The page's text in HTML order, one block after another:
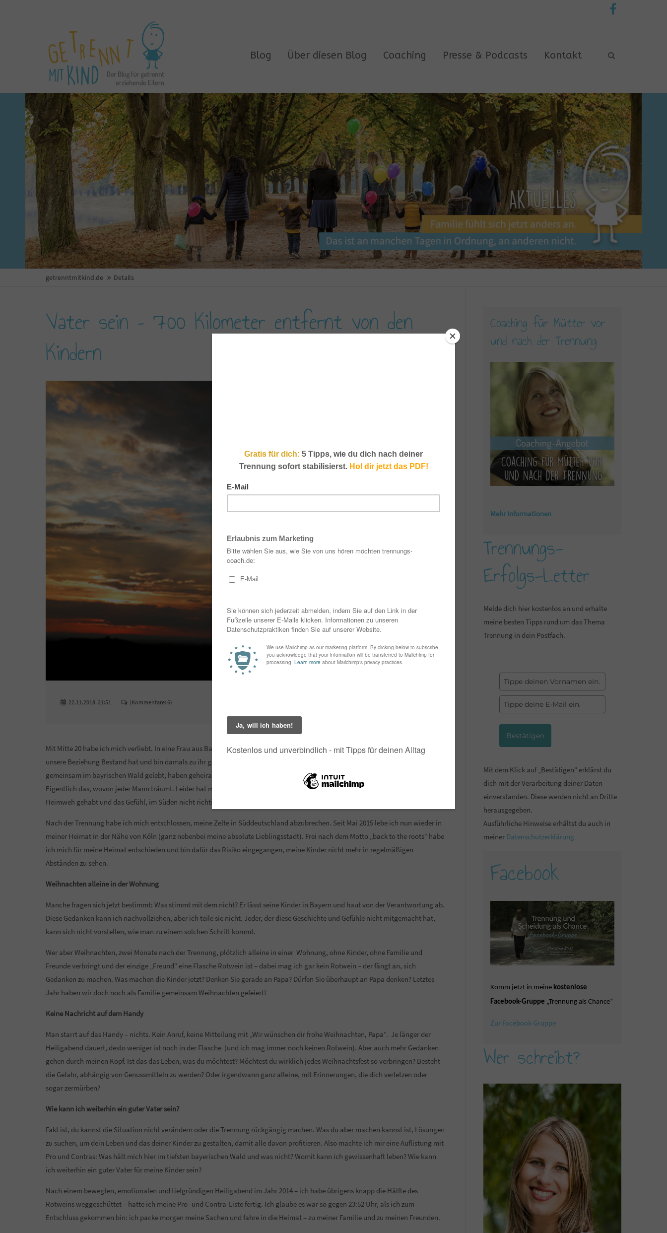
Blog Über diesen Blog Coaching Presse & Podcasts Kontakt
getrenntmitkind.de Details
Vater sein – 700 Kilometer entfernt von den
Kindern
22.11.2018. 21:51 (Kommentare: 6)
Mit Mitte 20 habe ich mich verliebt. In eine Frau aus Bayern. Sie wohnte knapp 700 Kilometer weit weg von mir. Ich wollte, dass
unsere Beziehung Bestand hat und bin damals zu ihr gezogen, denn sie wollte nicht weg aus ihrer Heimat. Zehn Jahre haben wir
gemeinsam im bayrischen Wald gelebt, haben geheiratet, ein Haus gebaut und zwei wunderbare Kinder in die Welt gesetzt.
Eigentlich das, wovon jeder Mann träumt. Leider hat mich im Oktober 2014 die Realität eingeholt. Ehe zerbrochen, riesiges
Heimweh gehabt und das Gefühl, im Süden nicht richtig angekommen zu sein. Das ist die Kurzfassung meiner Geschichte.
Nach der Trennung habe ich mich entschlossen, meine Zelte in Süddeutschland abzubrechen. Seit Mai 2015 lebe ich nun wieder in
meiner Heimat in der Nähe von Köln (ganz nebenbei meine absolute Lieblingsstadt). Frei nach dem Motto „back to the roots“ habe
ich mich für meine Heimat entschieden und bin dafür das Risiko eingegangen, meine Kinder nicht mehr in regelmäßigen
Abständen zu sehen.
Weihnachten alleine in der Wohnung
Manche fragen sich jetzt bestimmt: Was stimmt mit dem nicht? Er lässt seine Kinder in Bayern und haut von der Verantwortung ab.
Diese Gedanken kann ich nachvollziehen, aber ich teile sie nicht. Jeder, der diese Geschichte und Gefühle nicht mitgemacht hat,
kann sich nicht vorstellen, wie man zu einem solchen Schritt kommt.
Wer aber Weihnachten, zwei Monate nach der Trennung, plötzlich alleine in einer Wohnung, ohne Kinder, ohne Familie und
Freunde verbringt und der einzige „Freund“ eine Flasche Rotwein ist – dabei mag ich gar kein Rotwein – der fängt an, sich
Gedanken zu machen. Was machen die Kinder jetzt? Denken Sie gerade an Papa? Dürfen Sie überhaupt an Papa denken? Letztes
Jahr haben wir doch noch als Familie gemeinsam Weihnachten gefeiert!
Keine Nachricht auf dem Handy
Man starrt auf das Handy – nichts. Kein Anruf, keine Mitteilung mit „Wir wünschen dir frohe Weihnachten, Papa“. Je länger der
Heiligabend dauert, desto weniger ist noch in der Flasche (und ich mag immer noch keinen Rotwein). Aber auch mehr Gedanken
gehen durch meinen Kopf. Ist das das Leben, was du möchtest? Möchtest du wirklich jedes Weihnachtsfest so verbringen? Besteht
die Gefahr, abhängig von Genussmitteln zu werden? Oder irgendwann ganz alleine, mit Erinnerungen, die dich verletzen oder
sogar zermürben?
Wie kann ich weiterhin ein guter Vater sein?
Fakt ist, du kannst die Situation nicht verändern oder die Trennung rückgängig machen. Was du aber machen kannst ist, Lösungen
zu suchen, um dein Leben und das deiner Kinder zu gestalten, damit alle davon profitieren. Also machte ich mir eine Auflistung mit
Pro und Contras: Was hält mich hier im tiefsten bayerischen Wald und was nicht? Womit kann ich gewissenhaft leben? Wie kann
ich weiterhin ein guter Vater für meine Kinder sein?
Nach einem bewegten, emotionalen und tiefgründigen Heiligabend im Jahr 2014 – ich habe übrigens knapp die Hälfte des
Rotweins weggeschüttet – hatte ich meine Pro- und Contra-Liste fertig. Ich glaube es war so gegen 23:52 Uhr, als ich zum
Entschluss gekommen bin: ich packe morgen meine Sachen und fahre in die Heimat – zu meiner Familie und zu meinen Freunden.
Coaching für Mütter vor
und nach der Trennung
Mehr Informationen
Trennungs-
Erfolgs-Letter
Melde dich hier kostenlos an und erhalte
meine besten Tipps rund um das Thema
Trennung in dein Postfach.
Bestätigen
Mit dem Klick auf „Bestätigen“ erklärst du
dich mit der Verarbeitung deiner Daten
einverstanden. Diese werden nicht an Dritte
herausgegeben.
Ausführliche Hinweise erhältst du auch in
meiner Datenschutzerklärung
Facebook
Komm jetzt in meine kostenlose
Facebook-Gruppe „Trennung als Chance“
Zur Facebook-Gruppe
Wer schreibt?